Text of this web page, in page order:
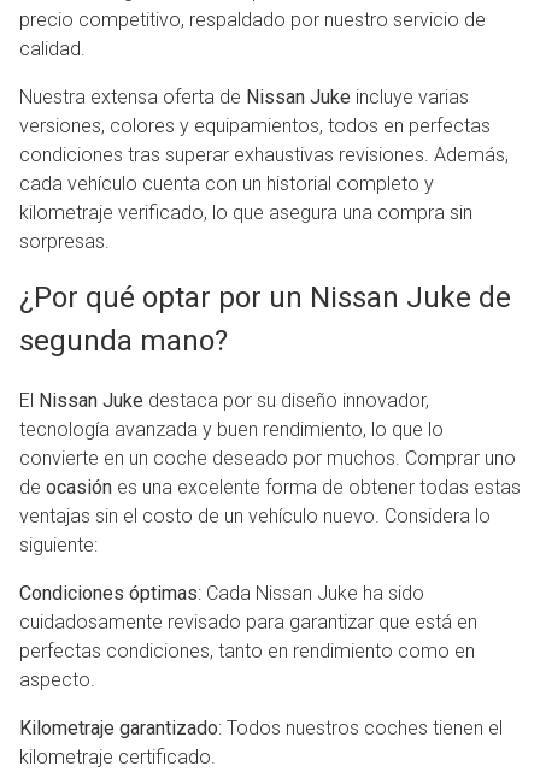
precio competitivo, respaldado por nuestro servicio de
calidad.
Nuestra extensa oferta de Nissan Juke incluye varias
versiones, colores y equipamientos, todos en perfectas
condiciones tras superar exhaustivas revisiones. Además,
cada vehículo cuenta con un historial completo y
kilometraje verificado, lo que asegura una compra sin
sorpresas.
¿Por qué optar por un Nissan Juke de
segunda mano?
El Nissan Juke destaca por su diseño innovador,
tecnología avanzada y buen rendimiento, lo que lo
convierte en un coche deseado por muchos. Comprar uno
de ocasión es una excelente forma de obtener todas estas
ventajas sin el costo de un vehículo nuevo. Considera lo
siguiente:
Condiciones óptimas: Cada Nissan Juke ha sido
cuidadosamente revisado para garantizar que está en
perfectas condiciones, tanto en rendimiento como en
aspecto.
Kilometraje garantizado: Todos nuestros coches tienen el
kilometraje certificado.